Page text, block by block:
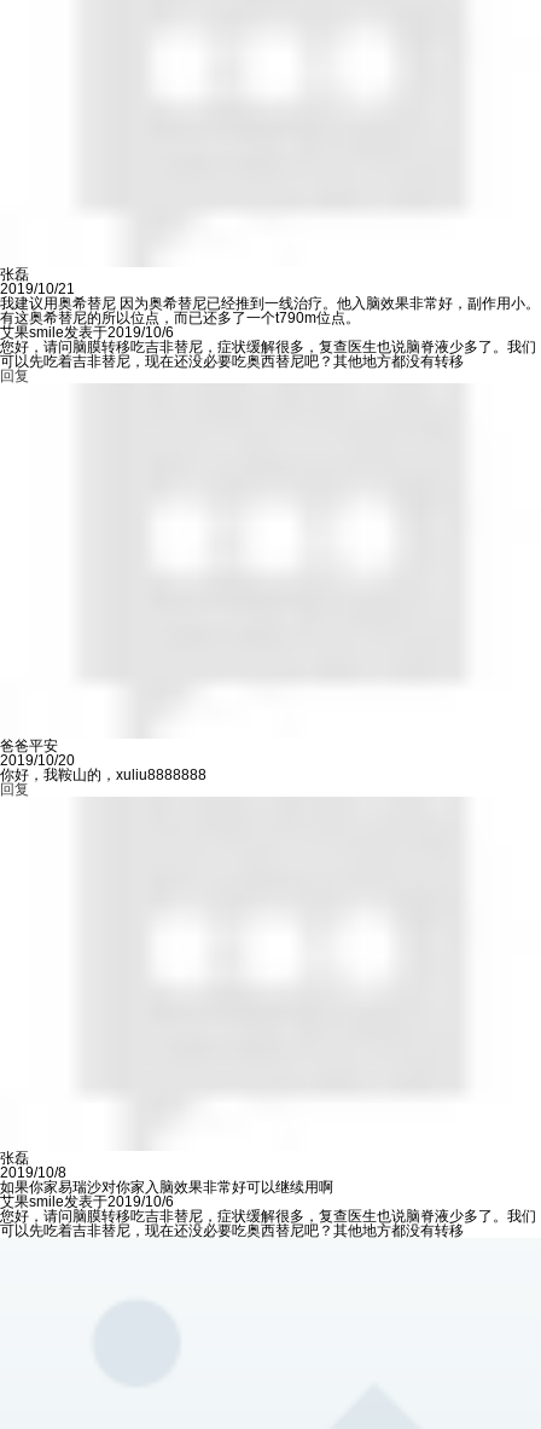
张磊
2019/10/21
我建议用奥希替尼 因为奥希替尼已经推到一线治疗。他入脑效果非常好，副作用小。
有这奥希替尼的所以位点，而已还多了一个t790m位点。
艾果smile发表于2019/10/6
您好，请问脑膜转移吃吉非替尼，症状缓解很多，复查医生也说脑脊液少多了。我们
可以先吃着吉非替尼，现在还没必要吃奥西替尼吧？其他地方都没有转移
回复
爸爸平安
2019/10/20
你好，我鞍山的，xuliu8888888
回复
张磊
2019/10/8
如果你家易瑞沙对你家入脑效果非常好可以继续用啊
艾果smile发表于2019/10/6
您好，请问脑膜转移吃吉非替尼，症状缓解很多，复查医生也说脑脊液少多了。我们
可以先吃着吉非替尼，现在还没必要吃奥西替尼吧？其他地方都没有转移